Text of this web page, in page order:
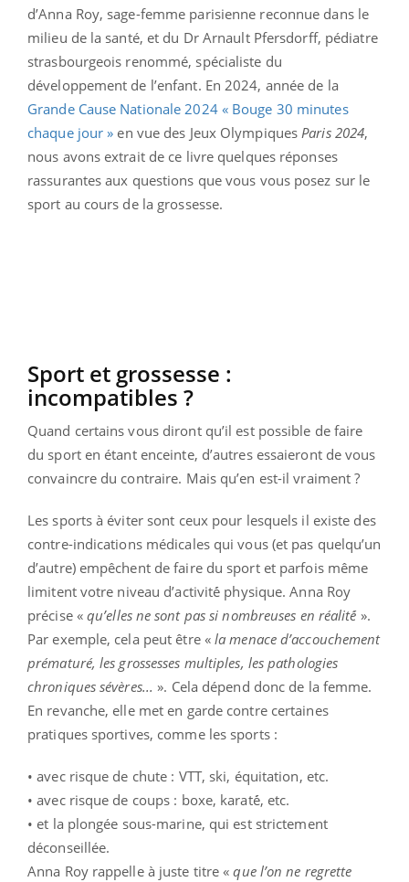
d’Anna Roy, sage-femme parisienne reconnue dans le
milieu de la santé, et du Dr Arnault Pfersdorff, pédiatre
strasbourgeois renommé, spécialiste du
développement de l’enfant. En 2024, année de la
Grande Cause Nationale 2024 « Bouge 30 minutes
chaque jour » en vue des Jeux Olympiques Paris 2024,
nous avons extrait de ce livre quelques réponses
rassurantes aux questions que vous vous posez sur le
sport au cours de la grossesse.
Sport et grossesse :
incompatibles ?
Quand certains vous diront qu’il est possible de faire
du sport en étant enceinte, d’autres essaieront de vous
convaincre du contraire. Mais qu’en est-il vraiment ?
Les sports à éviter sont ceux pour lesquels il existe des
contre-indications médicales qui vous (et pas quelqu’un
d’autre) empêchent de faire du sport et parfois même
limitent votre niveau d’activité́ physique. Anna Roy
précise « qu’elles ne sont pas si nombreuses en réalité́ ».
Par exemple, cela peut être «la menace d’accouchement
prématuré, les grossesses multiples, les pathologies
chroniques sévères... ». Cela dépend donc de la femme.
En revanche, elle met en garde contre certaines
pratiques sportives, comme les sports :
• avec risque de chute : VTT, ski, équitation, etc.
• avec risque de coups : boxe, karaté́, etc.
• et la plongée sous-marine, qui est strictement
déconseillée.
Anna Roy rappelle à juste titre «que l’on ne regrette